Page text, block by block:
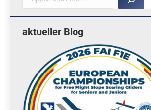
aktueller Blog